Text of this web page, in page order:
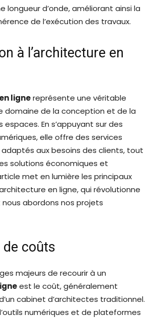
longueur d’onde, améliorant ainsi la
de l’exécution des travaux.
à l’architecture en
lignereprésente une véritable
domaine de la conception et de la
En s’appuyant sur des
elle offre des services
adaptés aux besoins des clients, tout
solutions économiques et
met en lumière les principaux
en ligne, qui révolutionne
abordons nos projets
de coûts
majeurs de recourir à un
est le coût, généralement
cabinet d’architectes traditionnel.
numériques et de plateformes